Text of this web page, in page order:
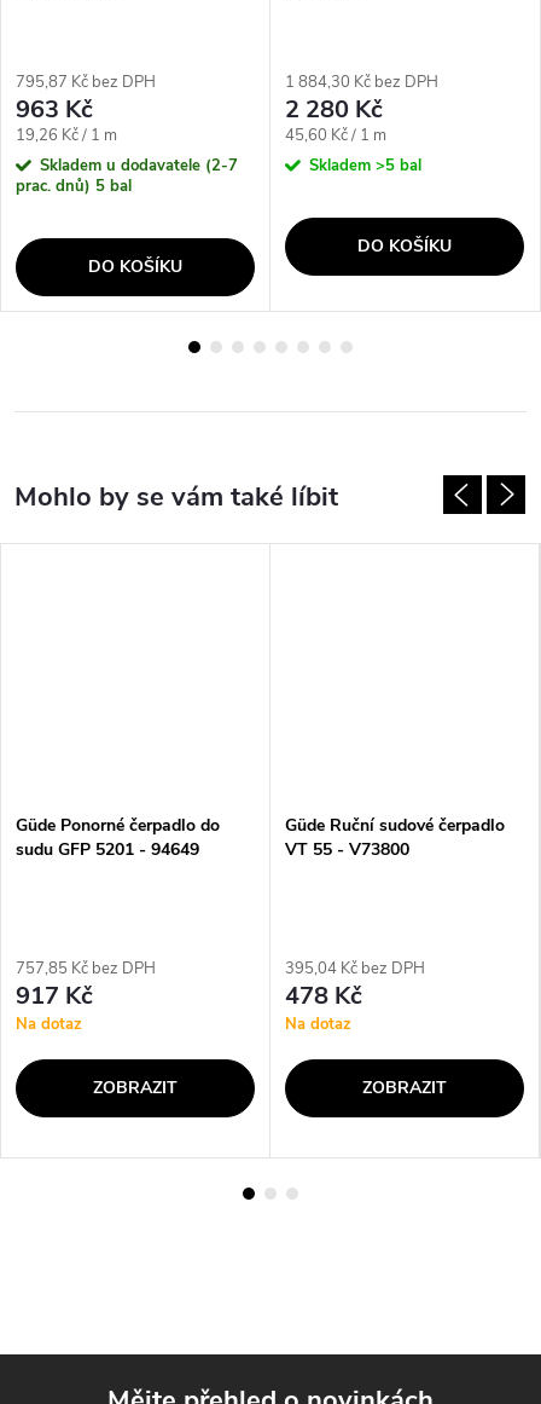
795,87 Kč bez DPH
963 Kč
Měrná
cena:
19,26 Kč / 1 m
Skladem u dodavatele (2-7
prac. dnů) 5 bal
DO KOŠÍKU
1 884,30 Kč bez DPH
2 280 Kč
Měrná
cena:
45,60 Kč / 1 m
Skladem >5 bal
DO KOŠÍKU
Güde Ponorné čerpadlo do
sudu GFP 5201 - 94649
757,85 Kč bez DPH
917 Kč
Na dotaz
ZOBRAZIT
Güde Ruční sudové čerpadlo
VT 55 - V73800
395,04 Kč bez DPH
478 Kč
Na dotaz
ZOBRAZIT